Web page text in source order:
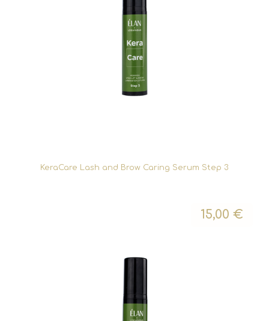
KeraCare Lash and Brow Caring Serum Step 3
15,00 €